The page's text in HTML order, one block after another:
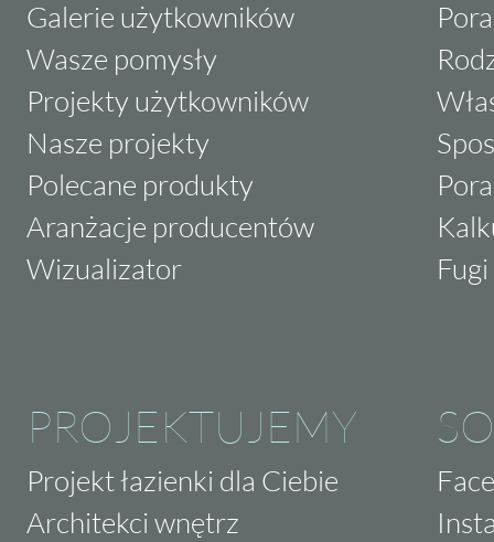
Galerie użytkowników
Wasze pomysły
Projekty użytkowników
Nasze projekty
Polecane produkty
Aranżacje producentów
Wizualizator
PROJEKTUJEMY
Projekt łazienki dla Ciebie
Architekci wnętrz